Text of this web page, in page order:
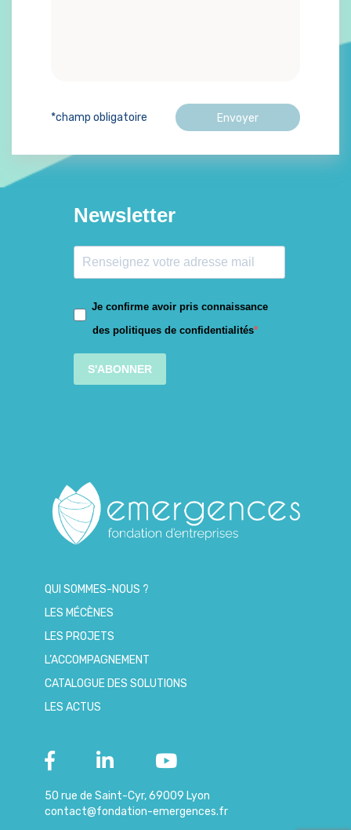
Newsletter
Je confirme avoir pris connaissance
des politiques de confidentialités
S'ABONNER
QUI SOMMES-NOUS ?
LES MÉCÈNES
LES PROJETS
L’ACCOMPAGNEMENT
CATALOGUE DES SOLUTIONS
LES ACTUS
50 rue de Saint-Cyr, 69009 Lyon
contact@fondation-emergences.fr
*champ obligatoire